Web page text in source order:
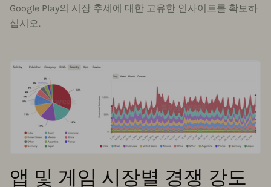
Google Play의 시장 추세에 대한 고유한 인사이트를 확보하
십시오.
앱 및 게임 시장별 경쟁 강도